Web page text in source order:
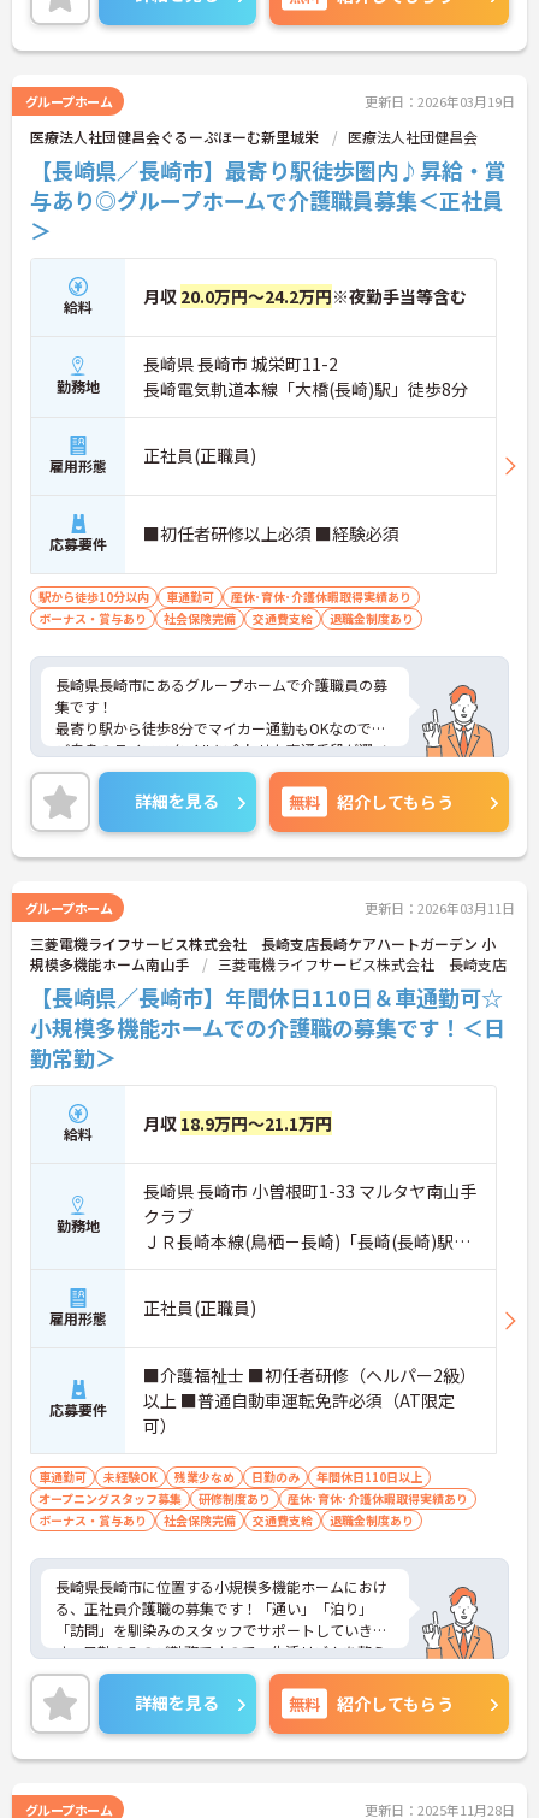
ので、ご自身のライフスタイルに合わせた交通手段
が選べます！
ご興味ある方は面接ポイントをお伝えしますので、
グループホーム 更新日：2026年03月19日
医療法人社団健昌会ぐるーぷほーむ新里城栄 医療法人社団健昌会
【長崎県／長崎市】最寄り駅徒歩圏内♪昇給・賞
与あり◎グループホームで介護職員募集＜正社員
＞
給料 月収 20.0万円～24.2万円※夜勤手当等含む
勤務地
長崎県 長崎市 城栄町11-2
長崎電気軌道本線「大橋(長崎)駅」徒歩8分
雇用形態 正社員(正職員)
応募要件 ■初任者研修以上必須 ■経験必須
駅から徒歩10分以内 車通勤可
産休･育休･介護休暇取得実績あり
ボーナス・賞与あり
社会保険完備 交通費支給 退職金制度あり
長崎県長崎市にあるグループホームで介護職員の募
集です！
最寄り駅から徒歩8分でマイカー通勤もOKなので、
ご自身のライフスタイルに合わせた交通手段が選べ
ます！
昇給と賞与ありで、あなたの頑張りがしっかり評価
され、やりがいをもってお仕事ができます♪
ご興味ある方は面接ポイントをお伝えしますので、
お気軽にご連絡ください。
詳細を見る 無料 紹介してもらう
グループホーム 更新日：2026年03月11日
三菱電機ライフサービス株式会社 長崎支店長崎ケアハートガーデン 小
規模多機能ホーム南山手
三菱電機ライフサービス株式会社 長崎支店
【長崎県／長崎市】年間休日110日＆車通勤可☆
小規模多機能ホームでの介護職の募集です！＜日
勤常勤＞
給料 月収 18.9万円～21.1万円
勤務地
長崎県 長崎市 小曽根町1-33 マルタヤ南山手
クラブ
ＪＲ長崎本線(鳥栖－長崎)「長崎(長崎)駅」
バス・車5分
雇用形態 正社員(正職員)
応募要件
■介護福祉士 ■初任者研修（ヘルパー2級）
以上 ■普通自動車運転免許必須（AT限定
可）
車通勤可 未経験OK 残業少なめ 日勤のみ
年間休日110日以上
オープニングスタッフ募集
研修制度あり
産休･育休･介護休暇取得実績あり
ボーナス・賞与あり
社会保険完備 交通費支給 退職金制度あり
長崎県長崎市に位置する小規模多機能ホームにおけ
る、正社員介護職の募集です！「通い」「泊り」
「訪問」を馴染みのスタッフでサポートしていきま
す。日勤のみのご勤務ですので、生活リズムを整え
やすく無理なくご勤務いただけます♪「隠れ家カフ
ェ」のようなおしゃれな施設で職員も気持ちよく働
けます。
ご興味ある方には、面接対策ポイントなど、さらに
詳細をお話しいたしますのでお気軽にご相談くださ
詳細を見る 無料 紹介してもらう
グループホーム 更新日：2025年11月28日